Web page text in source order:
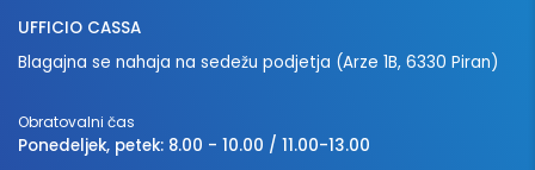
UFFICIO CASSA
Blagajna se nahaja na sedežu podjetja (Arze 1B, 6330 Piran)
Obratovalni čas
Ponedeljek, petek: 8.00 - 10.00 / 11.00-13.00